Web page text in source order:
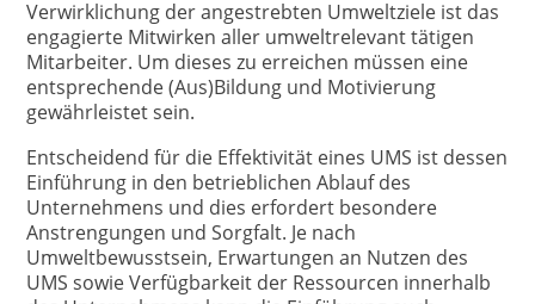
Verwirklichung der angestrebten Umweltziele ist das
engagierte Mitwirken aller umweltrelevant tätigen
Mitarbeiter. Um dieses zu erreichen müssen eine
entsprechende (Aus)Bildung und Motivierung
gewährleistet sein.
Entscheidend für die Effektivität eines UMS ist dessen
Einführung in den betrieblichen Ablauf des
Unternehmens und dies erfordert besondere
Anstrengungen und Sorgfalt. Je nach
Umweltbewusstsein, Erwartungen an Nutzen des
UMS sowie Verfügbarkeit der Ressourcen innerhalb